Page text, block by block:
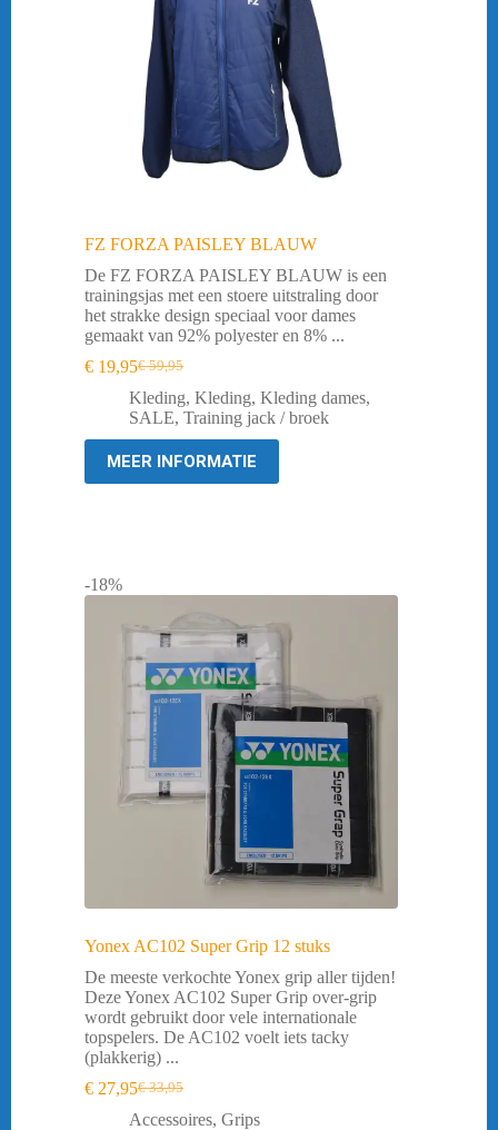
FZ FORZA PAISLEY BLAUW
De FZ FORZA PAISLEY BLAUW is een
trainingsjas met een stoere uitstraling door
het strakke design speciaal voor dames
gemaakt van 92% polyester en 8% ...
€59,95
Oorspronkelijke
prijs
was:
€ 19,95Huidige
prijs
is:
Kleding, Kleding, Kleding dames,
SALE, Training jack / broek
MEER INFORMATIE
-18%
Yonex AC102 Super Grip 12 stuks
De meeste verkochte Yonex grip aller tijden!
Deze Yonex AC102 Super Grip over-grip
wordt gebruikt door vele internationale
topspelers. De AC102 voelt iets tacky
(plakkerig) ...
€33,95
Oorspronkelijke
prijs
€ 27,95Huidige
prijs
Accessoires, Grips